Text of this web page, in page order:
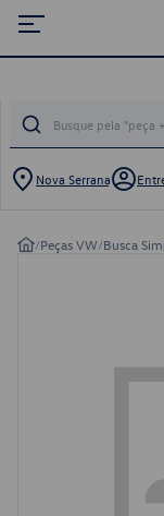
Nova Serrana
/Peças VW/Busca